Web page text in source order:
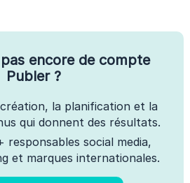
pas encore de compte
Publer ?
la planification et la
qui donnent des résultats.
responsables social media,
et marques internationales.